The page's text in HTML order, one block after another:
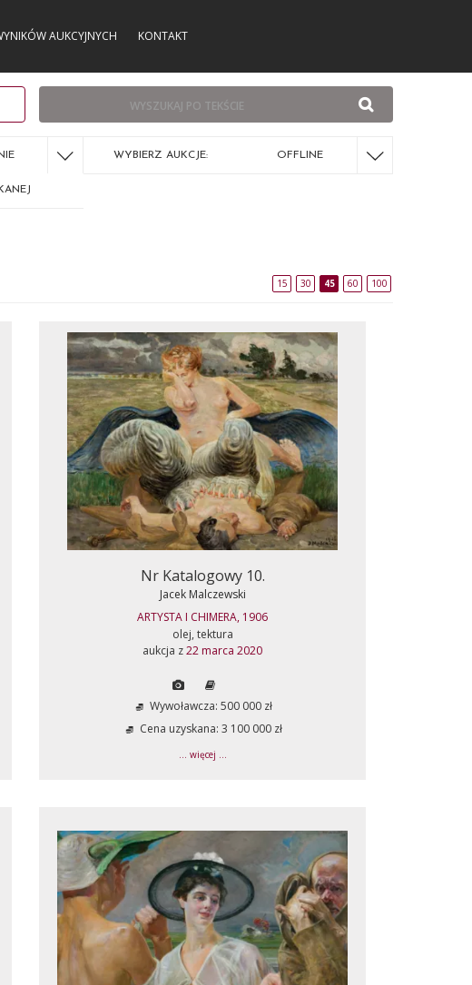
AUKCYJNYCH KONTAKT
WYBIERZ AUKCJE: OFFLINE
15 30 45 60 100
Nr Katalogowy 10.
Jacek Malczewski
ARTYSTA I CHIMERA, 1906
olej, tektura
aukcja z22 marca 2020
Wywoławcza: 500 000 zł
Cena uzyskana: 3 100 000 zł
... więcej ...